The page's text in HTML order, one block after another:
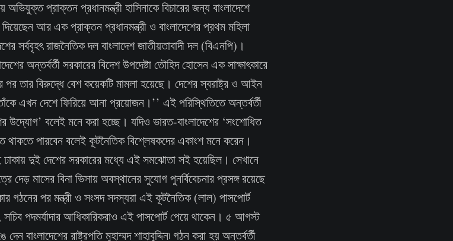
প্রাক্তন প্রধানমন্ত্রী হাসিনাকে বিচারের জন্য বাংলাদেশে
আর এক প্রাক্তন প্রধানমন্ত্রী ও বাংলাদেশের প্রথম মহিলা
সর্ববৃহৎ রাজনৈতিক দল বাংলাদেশ জাতীয়তাবাদী দল (বিএনপি)।
অন্তর্বর্তী সরকারের বিদেশ উপদেষ্টা তৌহিদ হোসেন এক সাক্ষাৎকারে
পর তার বিরুদ্ধে বেশ কয়েকটি মামলা হয়েছে। দেশের স্বরাষ্ট্র ও আইন
এখন দেশে ফিরিয়ে আনা প্রয়োজন।’’ এই পরিস্থিতিতে অন্তর্বর্তী
উদ্যোগ’ বলেই মনে করা হচ্ছে। যদিও ভারত-বাংলাদেশের ‘সংশোধিত
থাকতে পারবেন বলেই কূটনৈতিক বিশ্লেষকদের একাংশ মনে করেন।
দুই দেশের সরকারের মধ্যে এই সমঝোতা সই হয়েছিল। সেখানে
দেড় মাসের বিনা ভিসায় অবস্থানের সুযোগ পুনর্বিবেচনার প্রসঙ্গ রয়েছে
গঠনের পর মন্ত্রী ও সংসদ সদস্যরা এই কূটনৈতিক (লাল) পাসপোর্ট
সচিব পদমর্যাদার আধিকারিকরাও এই পাসপোর্ট পেয়ে থাকেন। ৫ আগস্ট
বাংলাদেশের রাষ্ট্রপতি মুহাম্মদ শাহাবুদ্দিন৷ গঠন করা হয় অন্তর্বর্তী